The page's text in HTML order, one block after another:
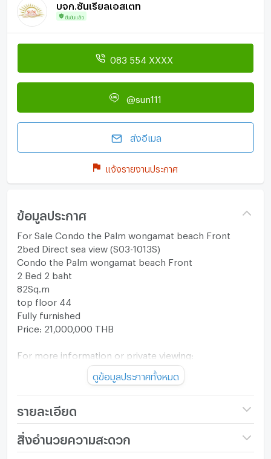
บจก.ซันเรียลเอสเตท
ยืนยันแล้ว
083 554 XXXX
@sun111
ส่งอีเมล
แจ้งรายงานประกาศ
ข้อมูลประกาศ
For Sale Condo the Palm wongamat beach Front
2bed Direct sea view (S03-1013S)
Condo the Palm wongamat beach Front
2 Bed 2 baht
82Sq.m
top floor 44
Fully furnished
Price: 21,000,000 THB
For more information or private viewing:
Tel: +66 83-554-1691 (TH / EN)
LINE ID: @Sun111 (please include @)
Add LINE: https://lin.ee/U8O5YIg
WeChat: mizaaae
ดูข้อมูลประกาศทั้งหมด
รายละเอียด
ชื่อโครงการ
The Palm Wongamat
สิ่งอำนวยความสะดวก